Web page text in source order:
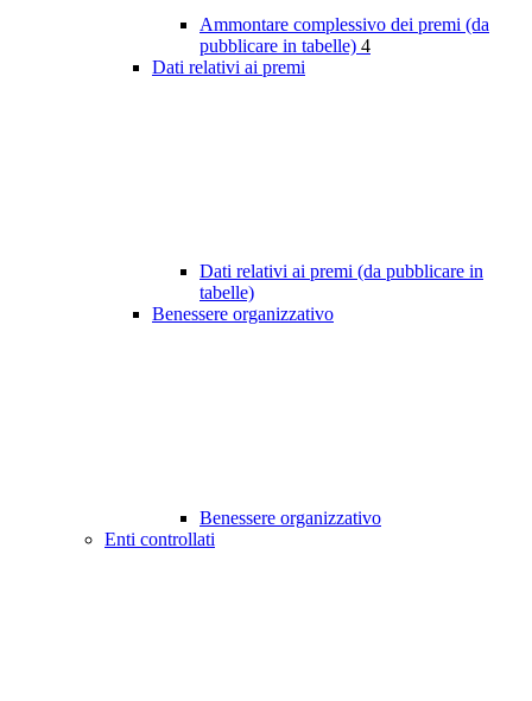
Ammontare complessivo dei premi (da
pubblicare in tabelle) 4
Dati relativi ai premi
Dati relativi ai premi (da pubblicare in
tabelle)
Benessere organizzativo
Benessere organizzativo
Enti controllati